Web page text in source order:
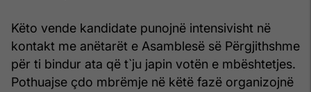
Këto vende kandidate punojnë intensivisht në
kontakt me anëtarët e Asamblesë së Përgjithshme
për ti bindur ata që t`ju japin votën e mbështetjes.
Pothuajse çdo mbrëmje në këtë fazë organizojnë